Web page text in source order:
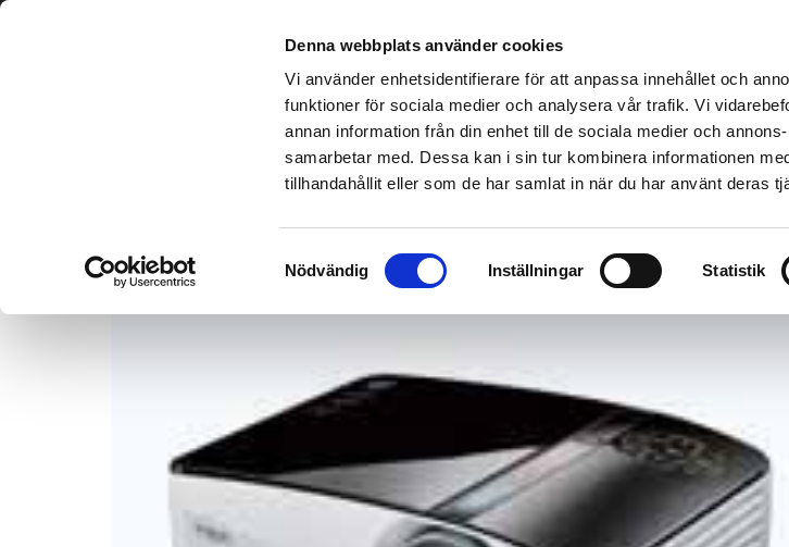
Denna webbplats använder cookies
Vi använder enhetsidentifierare för att anpassa innehållet och
funktioner för sociala medier och analysera vår trafik. Vi
annan information från din enhet till de sociala medier och
samarbetar med. Dessa kan i sin tur kombinera informationen
tillhandahållit eller som de har samlat in när du har använt deras
Nödvändig Inställningar Statistik
UTHYRNING